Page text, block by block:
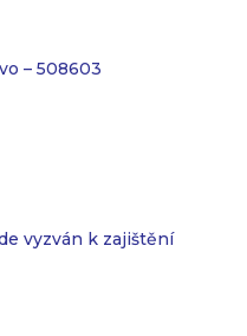
– 508603
vyzván k zajištění